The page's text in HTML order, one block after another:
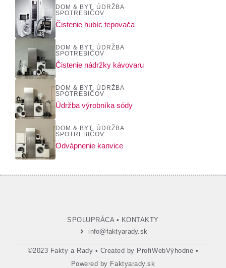
DOM & BYT, ÚDRŽBA
SPOTREBIČOV
Čistenie hubíc tepovača
DOM & BYT, ÚDRŽBA
SPOTREBIČOV
Čistenie nádržky kávovaru
DOM & BYT, ÚDRŽBA
SPOTREBIČOV
Údržba výrobníka sódy
DOM & BYT, ÚDRŽBA
SPOTREBIČOV
Odvápnenie kanvice
SPOLUPRÁCA • KONTAKTY
info@faktyarady.sk
©2023 Fakty a Rady • Created by ProfiWebVýhodne •
Powered by Faktyarady.sk